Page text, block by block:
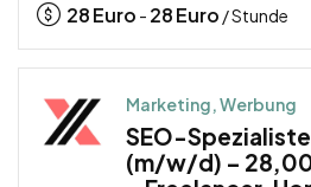
28Euro - 28Euro / Stunde
Marketing, Werbung
SEO-
(m/w/d) –